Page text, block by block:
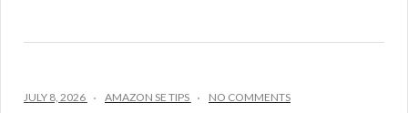
JULY 8, 2026 AMAZON SE TIPS NO COMMENTS